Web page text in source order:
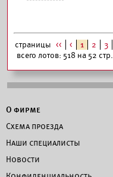
страницы << < 1 2 3
всего лотов: 518 на 52 стр.
О фирме
Схема проезда
Наши специалисты
Новости